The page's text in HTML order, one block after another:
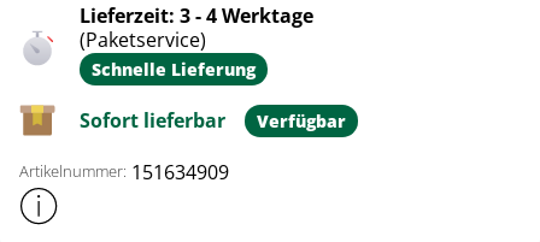
Lieferzeit: 3 - 4 Werktage
(Paketservice)
Schnelle Lieferung
Sofort lieferbar Verfügbar
Artikelnummer: 151634909
Weitere Produktinformationen anzeigen